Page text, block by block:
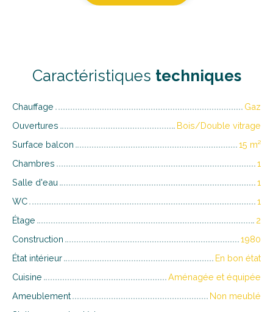
Caractéristiques techniques
Chauffage
Gaz
Ouvertures
Bois/Double vitrage
Surface balcon
15 m²
Chambres
1
Salle d'eau
1
WC
1
Étage
2
Construction
1980
État intérieur
En bon état
Cuisine
Aménagée et équipée
Ameublement
Non meublé